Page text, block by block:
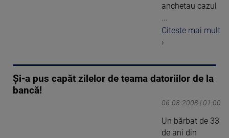
anchetau cazul
...
Citeste mai mult
›
Şi-a pus capăt zilelor de teama datoriilor de la
bancă!
06-08-2008 | 01:00
Un bărbat de 33
de ani din